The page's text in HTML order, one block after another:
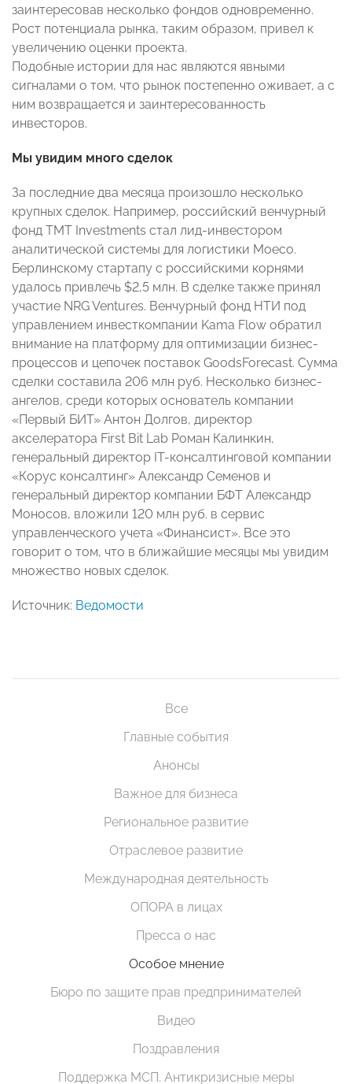
заинтересовав несколько фондов одновременно.
Рост потенциала рынка, таким образом, привел к
увеличению оценки проекта.
Подобные истории для нас являются явными
сигналами о том, что рынок постепенно оживает, а с
ним возвращается и заинтересованность
инвесторов.
Мы увидим много сделок
За последние два месяца произошло несколько
крупных сделок. Например, российский венчурный
фонд TMT Investments стал лид-инвестором
аналитической системы для логистики Moeco.
Берлинскому стартапу с российскими корнями
удалось привлечь $2,5 млн. В сделке также принял
участие NRG Ventures. Венчурный фонд НТИ под
управлением инвесткомпании Kama Flow обратил
внимание на платформу для оптимизации бизнес-
процессов и цепочек поставок GoodsForecast. Сумма
сделки составила 206 млн руб. Несколько бизнес-
ангелов, среди которых основатель компании
«Первый БИТ» Антон Долгов, директор
акселератора First Bit Lab Роман Калинкин,
генеральный директор IT-консалтинговой компании
«Корус консалтинг» Александр Семенов и
генеральный директор компании БФТ Александр
Моносов, вложили 120 млн руб. в сервис
управленческого учета «Финансист». Все это
говорит о том, что в ближайшие месяцы мы увидим
множество новых сделок.
Источник: Ведомости
Все
Главные события
Анонсы
Важное для бизнеса
Региональное развитие
Отраслевое развитие
Международная деятельность
ОПОРА в лицах
Пресса о нас
Особое мнение
Бюро по защите прав предпринимателей
Видео
Поздравления
Поддержка МСП. Антикризисные меры